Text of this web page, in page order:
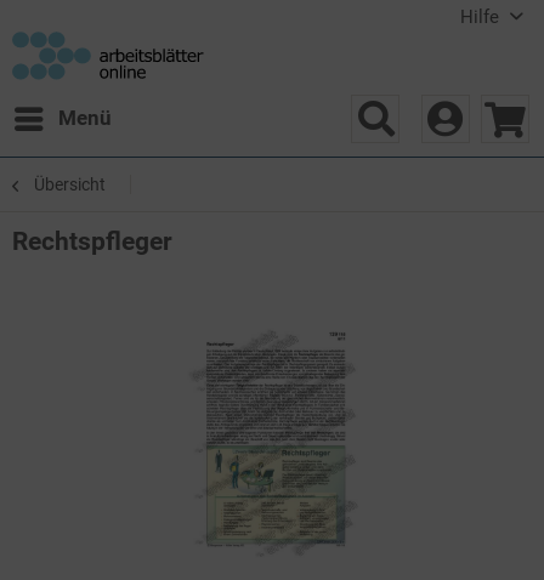
Hilfe
Menü
Übersicht
Rechtspfleger